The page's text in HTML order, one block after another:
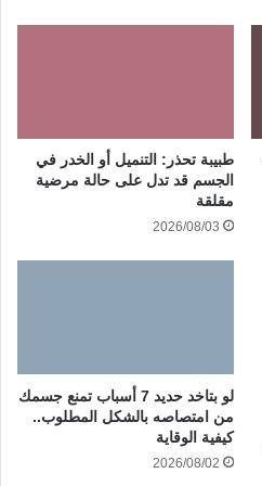
طبيبة تحذر: التنميل أو الخدر في
الجسم قد تدل على حالة مرضية
مقلقة
2026/08/03
لو بتاخد حديد 7 أسباب تمنع جسمك
من امتصاصه بالشكل المطلوب..
كيفية الوقاية
2026/08/02